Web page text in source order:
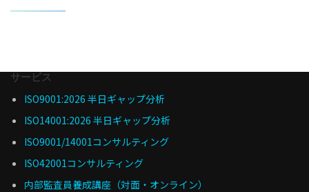
サービス
ISO9001:2026 半日ギャップ分析
ISO14001:2026 半日ギャップ分析
ISO9001/14001コンサルティング
ISO42001コンサルティング
内部監査員養成講座（対面・オンライン）